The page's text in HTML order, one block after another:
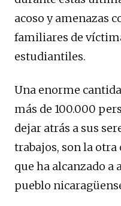
acoso y amenazas
familiares de
estudiantiles.
Una enorme
más de 100.000
dejar atrás a sus
trabajos, son la otra
que ha alcanzado
pueblo